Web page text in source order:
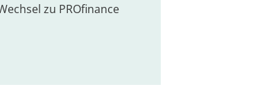
zu PROfinance